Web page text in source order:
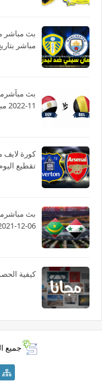
بث مباشر
مباشر بتاريخ 14-12-2021 الدوري
11-2022 مباراة ودية
كورة لايف
تقطيع اليوم 23/4/2021 الدوري
بث
06-12-2021 كأس العرب
كيفية
جميع